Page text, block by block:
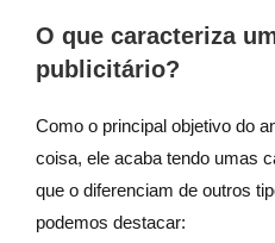
O que caracteriza
publicitário?
Como o principal objetivo do
coisa, ele acaba tendo umas
que o diferenciam de outros
podemos destacar: